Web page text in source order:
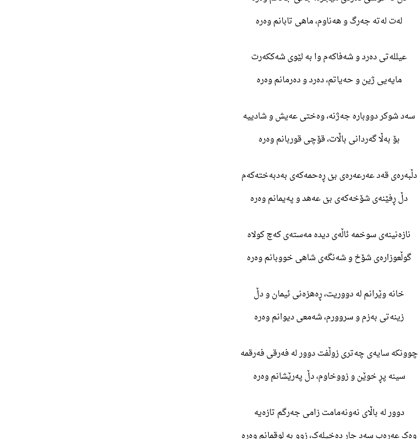
لەت لەتە جەرگ و هەناوم، ماهی تابانم وەرە
عیللەتی دەرد و شەفاکەم وا بە لێوی شەککەرت
مایەیی ژین و حەیاتم، دەرد و دەرمانم وەرە
سەد شوکر دووبارە جەژنە، وەختی عەیش و شادییە
بۆ بەڵا گەردانی باڵات، قۆچی قوربانم وەرە
دڵبەرەی قەد عەرعەرەی بێ ڕەحمەکەی بەدبەختەکەم
دڵ ڕفێنەی شۆخەکەی بێ عەهد و پەیمانم وەرە
نازەنینەی سوخمە ئاڵەی دیدە مەستەی کەچ کولاه
گوڵعوزارەی شۆخ و شەنگەی شاهی خووبانم وەرە
خانە وێرانم لە دووریت، ڕەهزەنی ئیمان و دڵ
زینەتی بەزم و سروورم، شەمعی دیوانم وەرە
چوونکە سایەی چەتری زوڵفت دوور لە فەرقی فەرقمە
سینە پڕ خوێن و زووخاوم، دڵ پەرێشانم وەرە
دوور لە باڵای نەونەمامت زامی جەرگم تازەیە